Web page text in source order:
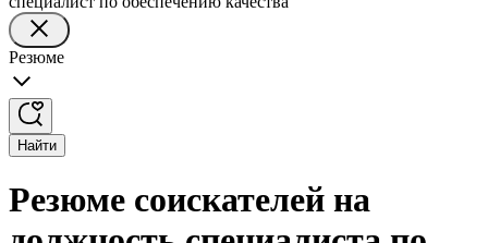
Резюме
Найти
Резюме соискателей на